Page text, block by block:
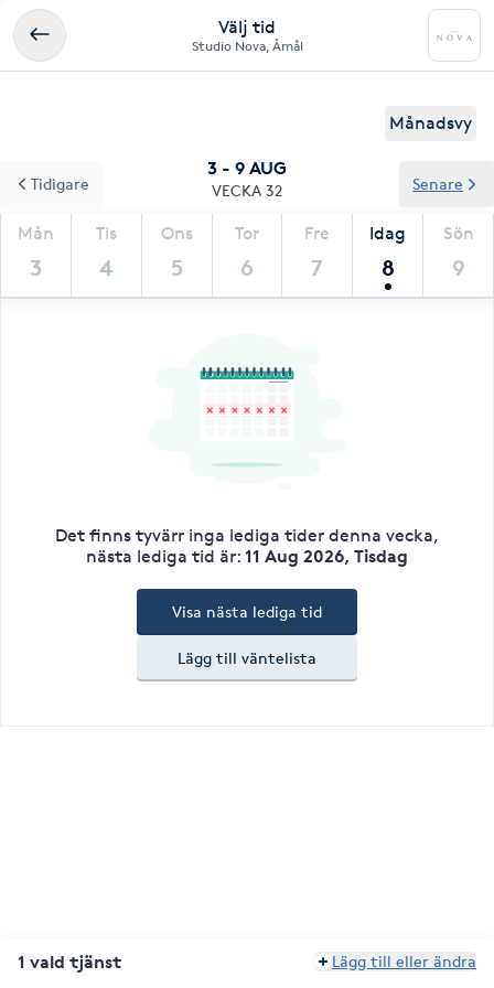
Välj tid
Studio Nova, Åmål
Månadsvy
3 - 9 AUG
VECKA 32
Mån
3
Tis
4
Ons
5
Tor
6
Fre
7
Idag
8
Sön
9
Tidigare Senare
Det finns tyvärr inga lediga tider denna vecka,
nästa lediga tid är: 11 Aug 2026, Tisdag
Lägg till väntelista
Visa nästa lediga tid
1 vald tjänst Lägg till eller ändra